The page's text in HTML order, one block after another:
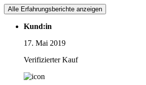
Alle Erfahrungsberichte anzeigen
Kund:in
17. Mai 2019
Verifizierter Kauf